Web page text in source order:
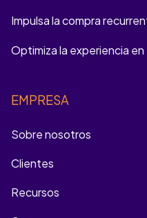
Impulsa la compra
Optimiza la experiencia
EMPRESA
Sobre nosotros
Clientes
Recursos